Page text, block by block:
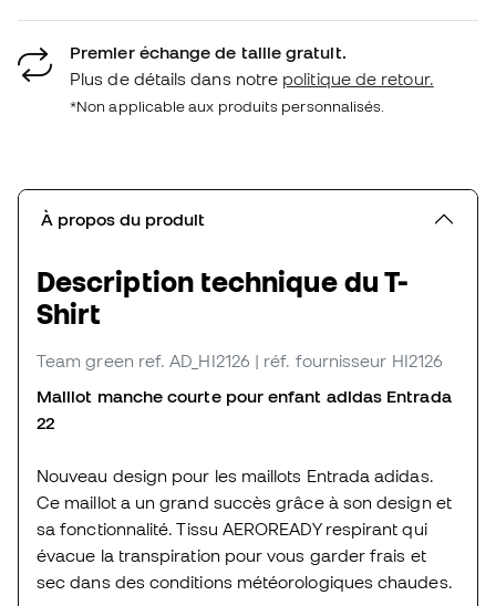
Premier échange de taille gratuit.
Plus de détails dans notre politique de retour.
*Non applicable aux produits personnalisés.
À propos du produit
Description technique du T-
Shirt
Team green ref. AD_HI2126 | réf. fournisseur HI2126
Maillot manche courte pour enfant adidas Entrada
22
Nouveau design pour les maillots Entrada adidas.
Ce maillot a un grand succès grâce à son design et
sa fonctionnalité. Tissu AEROREADY respirant qui
évacue la transpiration pour vous garder frais et
sec dans des conditions météorologiques chaudes.